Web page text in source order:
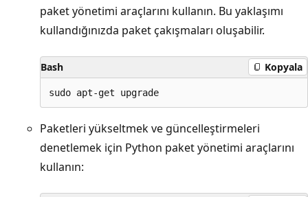
paket yönetimi araçlarını kullanın. Bu yaklaşımı
kullandığınızda paket çakışmaları oluşabilir.
Bash Kopyala
Paketleri yükseltmek ve güncelleştirmeleri
denetlemek için Python paket yönetimi araçlarını
kullanın: